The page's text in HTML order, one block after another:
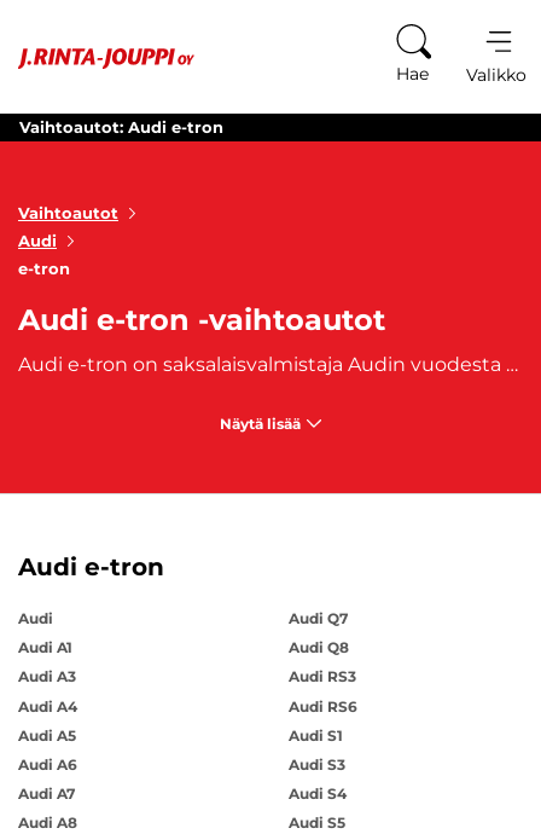
Hae Valikko
Vaihtoautot: Audi e-tron
Vaihtoautot
Audi
e-tron
Audi e-tron -vaihtoautot
Audi e-tron on saksalaisvalmistaja Audin vuodesta 2018 lähtien valmistama innovatiivinen sähköautomalli, joka edustaa kestävää ja tulevaisuuteen suuntautunutta ajamista. Se on suuri ja tilava SUV-malli, joka tarjoaa urheilullista suorituskykyä ja pitkän toimintamatkan. Audi e-tron on ulkonäöltään tyylikäs ja moderni, ja auton sisätilat ovat laadukkaat ja tilavat. Audi e-tron -vaihtoautot sopivat erinomaisesti niille, jotka etsivät ympäristöystävällistä vaihtoehtoa SUV-autoille.
Näytä lisää
Audi e-tron
Audi
Audi A1
Audi A3
Audi A4
Audi A5
Audi A6
Audi A7
Audi A8
Audi Q7
Audi Q8
Audi RS3
Audi RS6
Audi S1
Audi S3
Audi S4
Audi S5